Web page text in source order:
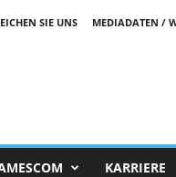
SIE UNS MEDIADATEN /
KARRIERE